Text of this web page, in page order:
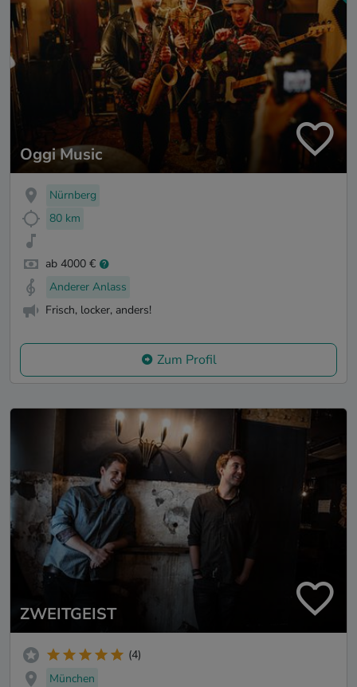
Oggi Music
Nürnberg
80 km
ab 4000 €
Anderer Anlass
Frisch, locker, anders!
Zum Profil
ZWEITGEIST
(4)
München